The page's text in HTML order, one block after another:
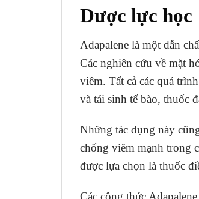
Dược lực học
Adapalene là một dẫn
Các nghiên cứu về mặt
viêm. Tất cả các quá
và tái sinh tế bào, thuốc
Những tác dụng này
chống viêm mạnh trong
được lựa chọn là thuốc
Các công thức